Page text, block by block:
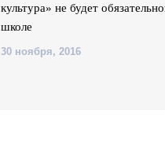
культура» не будет
школе
30 ноября, 2016